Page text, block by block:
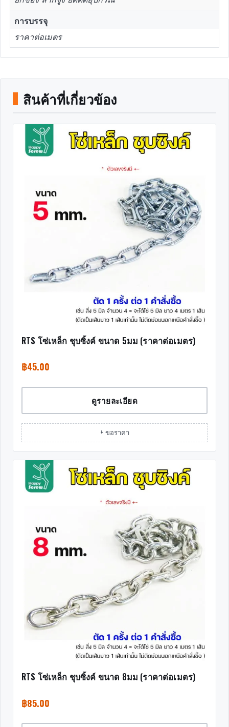
การบรรจุ
ราคาต่อเมตร
สินค้าที่เกี่ยวข้อง
RTS โซ่เหล็ก ชุบซิ้งค์ ขนาด 5มม (ราคาต่อเมตร)
฿45.00
ดูรายละเอียด
+ ขอราคา
RTS โซ่เหล็ก ชุบซิ้งค์ ขนาด 8มม (ราคาต่อเมตร)
฿85.00